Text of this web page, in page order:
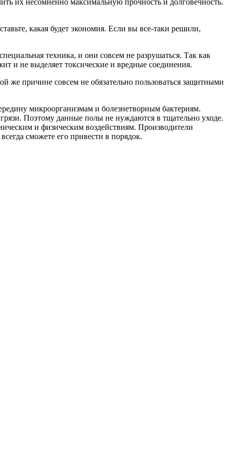
какая будет экономия. Если вы все-таки решили,
техника, и они совсем не разрушаться. Так как
и не выделяет токсические и вредные соединения.
же причине совсем не обязательно пользоваться защитными
микроорганизмам и болезнетворным бактериям.
Поэтому данные полы не нуждаются в тщательно уходе.
и физическим воздействиям. Производители
сможете его привести в порядок.